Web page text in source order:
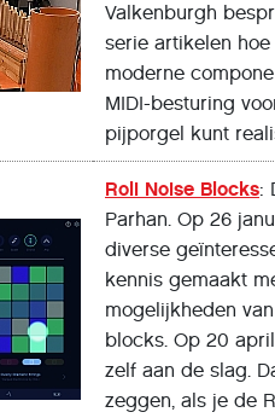
Valkenburgh
serie artikelen
moderne
MIDI-besturing
pijporgel kunt
Roli Noise Blocks:
Parhan. Op 26
diverse
kennis gemaakt
mogelijkheden
blocks. Op 20
zelf aan de slag.
zeggen, als je de